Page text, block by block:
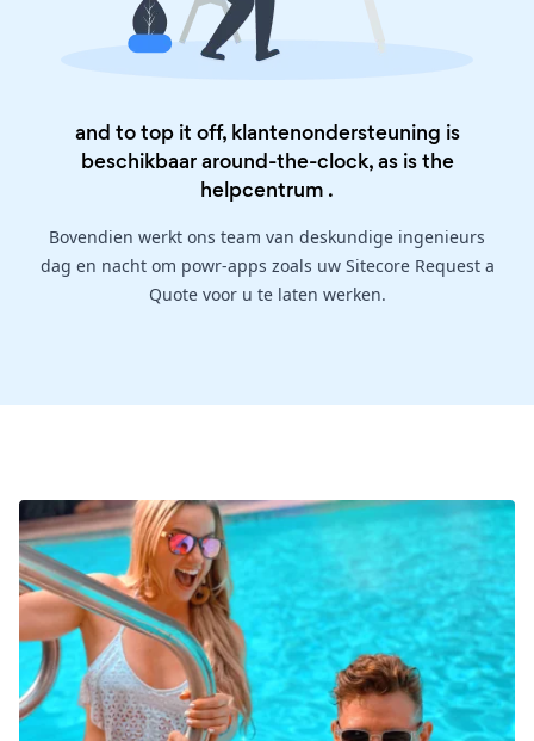
and to top it off, klantenondersteuning is
beschikbaar around-the-clock, as is the
helpcentrum .
Bovendien werkt ons team van deskundige ingenieurs
dag en nacht om powr-apps zoals uw Sitecore Request a
Quote voor u te laten werken.